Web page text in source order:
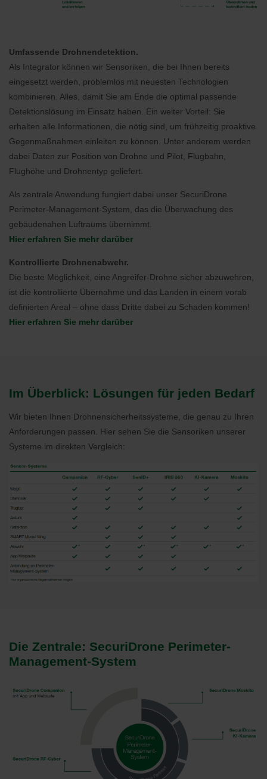
Umfassende Drohnendetektion.
Als Integrator können wir Sensoriken, die bei Ihnen bereits
eingesetzt werden, problemlos mit neuesten Technologien
kombinieren. Alles, damit Sie am Ende die optimal passende
Detektionslösung im Einsatz haben. Ein weiter Vorteil: Sie
erhalten alle Informationen, die nötig sind, um frühzeitig proaktive
Gegenmaßnahmen einleiten zu können. Unter anderem werden
dabei Daten zur Position von Drohne und Pilot, Flugbahn,
Flughöhe und Drohnentyp geliefert.
Als zentrale Anwendung fungiert dabei unser SecuriDrone
Perimeter-Management-System, das die Überwachung des
gebäudenahen Luftraums übernimmt.
Hier erfahren Sie mehr darüber
Kontrollierte Drohnenabwehr.
Die beste Möglichkeit, eine Angreifer-Drohne sicher abzuwehren,
ist die kontrollierte Übernahme und das Landen in einem vorab
definierten Areal – ohne dass Dritte dabei zu Schaden kommen!
Hier erfahren Sie mehr darüber
Im Überblick: Lösungen für jeden Bedarf
Wir bieten Ihnen Drohnensicherheitssysteme, die genau zu Ihren
Anforderungen passen. Hier sehen Sie die Sensoriken unserer
Systeme im direkten Vergleich:
Die Zentrale: SecuriDrone Perimeter-
Management-System